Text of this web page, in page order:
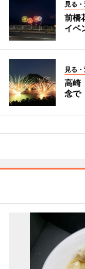
見る
前橋
イベ
見る
高崎
念で